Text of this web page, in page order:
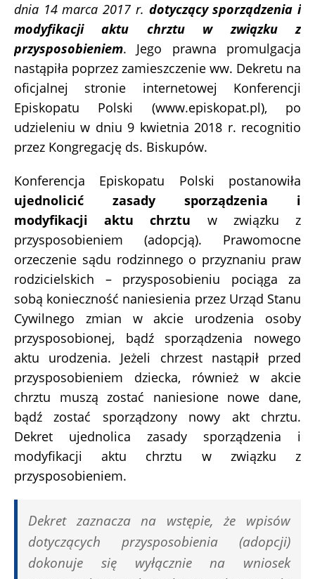
dnia 14 marca 2017 r. dotyczący sporządzenia i
modyfikacji aktu chrztu w związku z
przysposobieniem. Jego prawna promulgacja
nastąpiła poprzez zamieszczenie ww. Dekretu na
oficjalnej stronie internetowej Konferencji
Episkopatu Polski (www.episkopat.pl), po
udzieleniu w dniu 9 kwietnia 2018 r. recognitio
przez Kongregację ds. Biskupów.
Konferencja Episkopatu Polski postanowiła
ujednolicić zasady sporządzenia i
modyfikacji aktu chrztu w związku z
przysposobieniem (adopcją). Prawomocne
orzeczenie sądu rodzinnego o przyznaniu praw
rodzicielskich – przysposobieniu pociąga za
sobą konieczność naniesienia przez Urząd Stanu
Cywilnego zmian w akcie urodzenia osoby
przysposobionej, bądź sporządzenia nowego
aktu urodzenia. Jeżeli chrzest nastąpił przed
przysposobieniem dziecka, również w akcie
chrztu muszą zostać naniesione nowe dane,
bądź zostać sporządzony nowy akt chrztu.
Dekret ujednolica zasady sporządzenia i
modyfikacji aktu chrztu w związku z
przysposobieniem.
Dekret zaznacza na wstępie, że wpisów
dotyczących przysposobienia (adopcji)
dokonuje się wyłącznie na wniosek